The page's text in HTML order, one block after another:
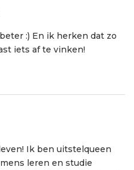
:) En ik herken dat zo
iets af te vinken!
Ik ben uitstelqueen
leren en studie